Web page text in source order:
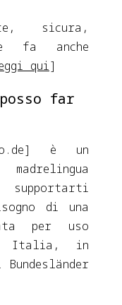
sicura,
fa anche
qui]
far
è un
di una
per uso
Italia, in